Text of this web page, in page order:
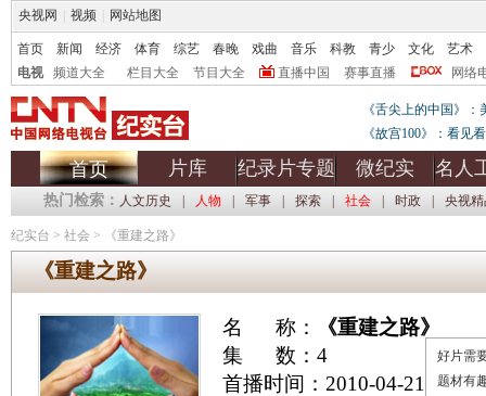
央视网 视频 网站地图
首页 新闻 经济 体育 综艺 春晚 戏曲 音乐 科教 青少 文化
艺术
电视
频道大全 栏目大全 节目大全 直播中国 赛事直播 网络
《舌尖上的中国》
《故宫100》：看见
首页 片库 纪录片专题 微纪实 名人
热门检索： 人文历史 人物 军事 探索 社会 时政 央视
纪实台 > 社会 > 《重建之路》
《重建之路》
名 称：
《重建之路》
集 数：4
首播时间：2010-04-21
好片需
题材有